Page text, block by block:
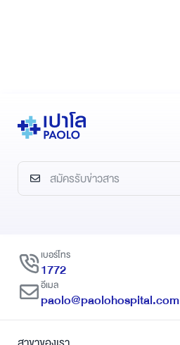
เบอร์โทร
1772
อีเมล
paolo@paolohospital.com